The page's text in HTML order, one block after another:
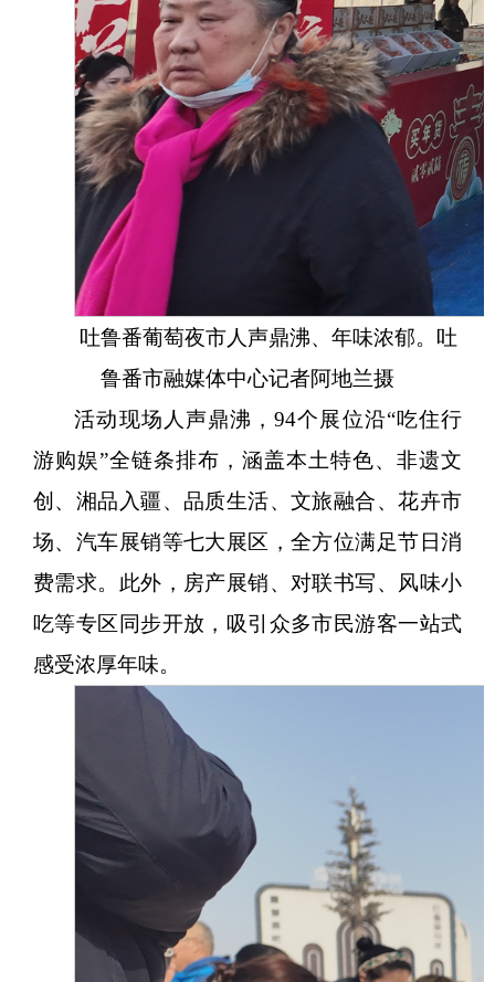
吐鲁番葡萄夜市人声鼎沸、年味浓郁。吐
鲁番市融媒体中心记者阿地兰摄
活动现场人声鼎沸，94个展位沿“吃住行
游购娱”全链条排布，涵盖本土特色、非遗文
创、湘品入疆、品质生活、文旅融合、花卉市
场、汽车展销等七大展区，全方位满足节日消
费需求。此外，房产展销、对联书写、风味小
吃等专区同步开放，吸引众多市民游客一站式
感受浓厚年味。